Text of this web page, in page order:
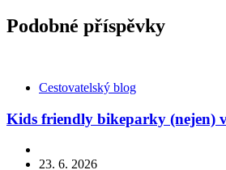
Podobné příspěvky
KategorieCestovatelský blog
Kids friendly bikeparky (nejen)
23. 6. 2026